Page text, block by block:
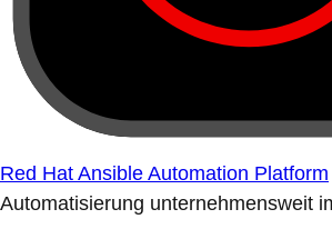
Red Hat Ansible Automation Platform
Automatisierung unternehmensweit